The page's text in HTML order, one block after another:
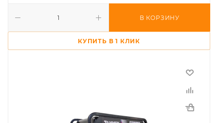
В КОРЗИНУ
КУПИТЬ В 1 КЛИК